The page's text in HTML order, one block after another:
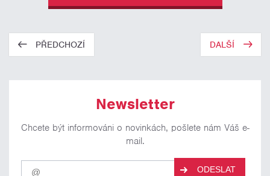
PŘEDCHOZÍ DALŠÍ
Newsletter
Chcete být informováni o novinkách, pošlete nám Váš e-
mail.
Pro
ODESLAT